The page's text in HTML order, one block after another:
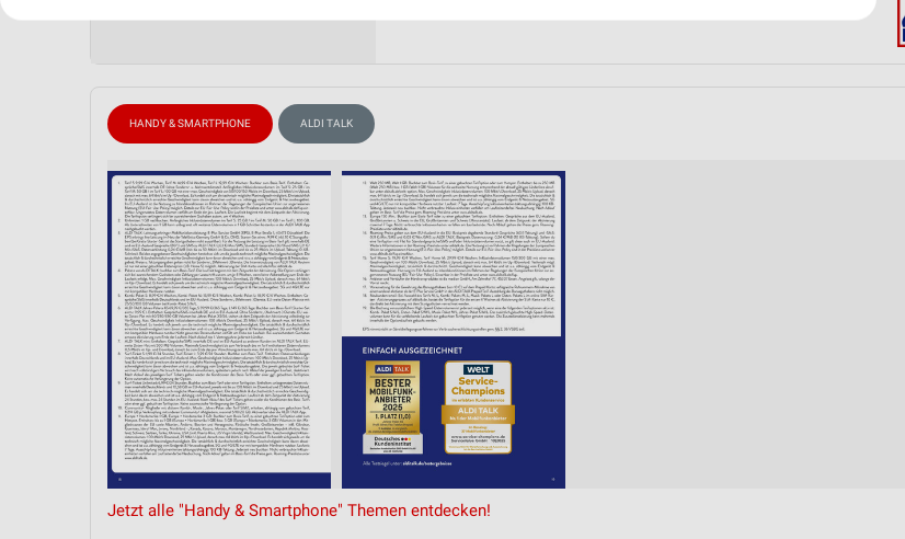
HANDY & SMARTPHONE ALDI TALK
Jetzt alle "Handy & Smartphone" Themen entdecken!
Verwendung von Profilen zur Auswahl personalisierter Inhalte
Messung der Werbeleistung
Messung der Performance von Inhalten
Analyse von Zielgruppen durch Statistiken oder Kombinationen von Daten aus verschiedenen
Entwicklung und Verbesserung der Angebote
Verwendung reduzierter Daten zur Auswahl von Inhalten
IAB-Besonderheiten:
Verwendung genauer Standortdaten
Geräte anhand von aktiv angeforderten Informationen identifizieren